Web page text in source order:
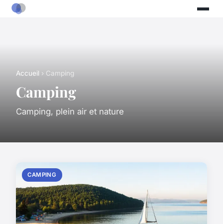
Accueil › Camping
Camping
Camping, plein air et nature
CAMPING